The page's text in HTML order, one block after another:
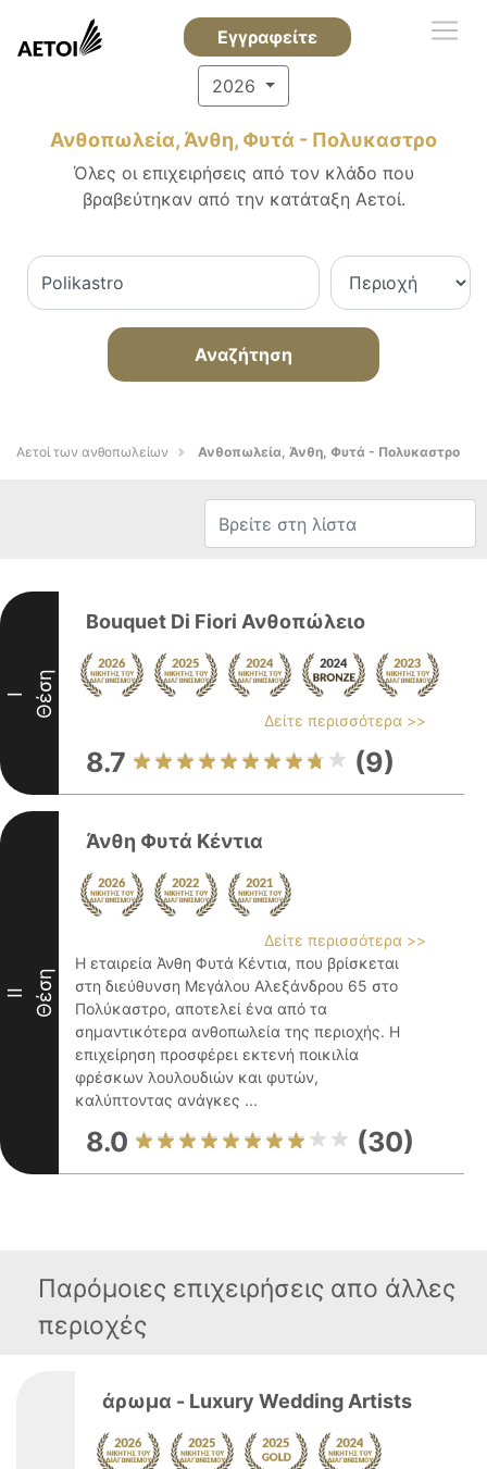
Εγγραφείτε
2026
Ανθοπωλεία, Άνθη, Φυτά - Πολυκαστρο
Όλες οι επιχειρήσεις από τον κλάδο που
βραβεύτηκαν από την κατάταξη Αετοί.
Αναζήτηση
Αετοί των ανθοπωλείων Ανθοπωλεία, Άνθη, Φυτά - Πολυκαστρο
I Θέση
Bouquet Di Fiori Ανθοπώλειο
Δείτε περισσότερα >>
8.7 (9)
II Θέση
Άνθη Φυτά Κέντια
Δείτε περισσότερα >>
Η εταιρεία Άνθη Φυτά Κέντια, που βρίσκεται
στη διεύθυνση Μεγάλου Αλεξάνδρου 65 στο
Πολύκαστρο, αποτελεί ένα από τα
σημαντικότερα ανθοπωλεία της περιοχής. Η
επιχείρηση προσφέρει εκτενή ποικιλία
φρέσκων λουλουδιών και φυτών,
καλύπτοντας ανάγκες ...
8.0 (30)
Παρόμοιες επιχειρήσεις απο άλλες
περιοχές
άρωμα - Luxury Wedding Artists